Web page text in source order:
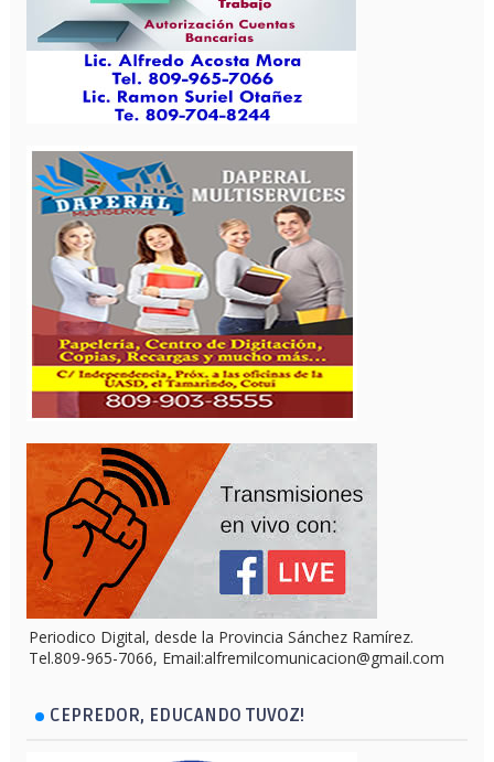
Periodico Digital, desde la Provincia Sánchez Ramírez.
Tel.809-965-7066, Email:alfremilcomunicacion@gmail.com
CEPREDOR, EDUCANDO TUVOZ!